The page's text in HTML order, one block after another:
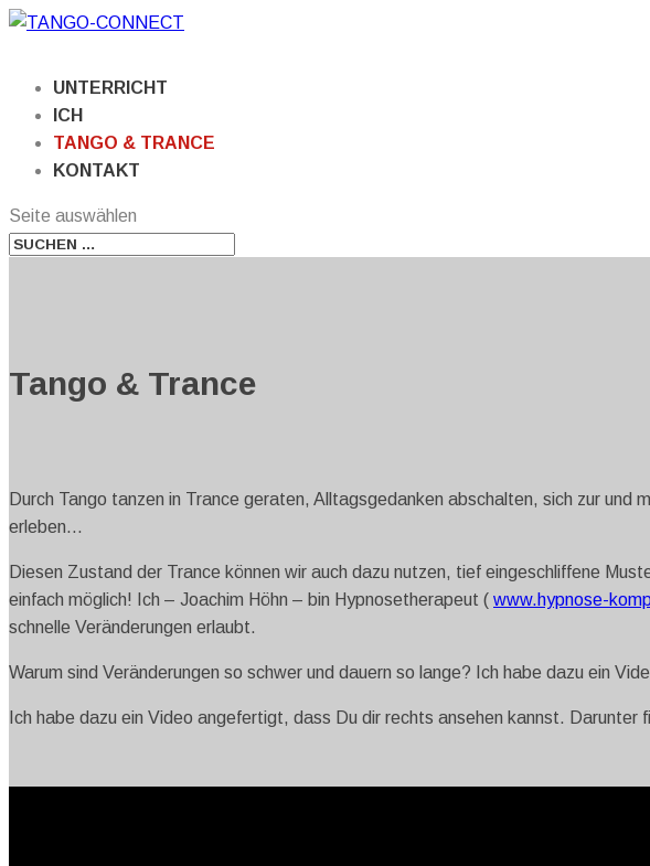
UNTERRICHT
ICH
TANGO & TRANCE
KONTAKT
Seite auswählen
Tango & Trance
Durch Tango tanzen in Trance geraten, Alltagsgedanken abschalten, sich zur und
erleben…
Diesen Zustand der Trance können wir auch dazu nutzen, tief eingeschliffene
einfach möglich! Ich – Joachim Höhn – bin Hypnosetherapeut ( www.hypnose-
schnelle Veränderungen erlaubt.
Warum sind Veränderungen so schwer und dauern so lange? Ich habe dazu ein
Ich habe dazu ein Video angefertigt, dass Du dir rechts ansehen kannst. Darunter